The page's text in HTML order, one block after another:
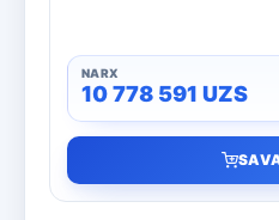
10 778 591 UZS